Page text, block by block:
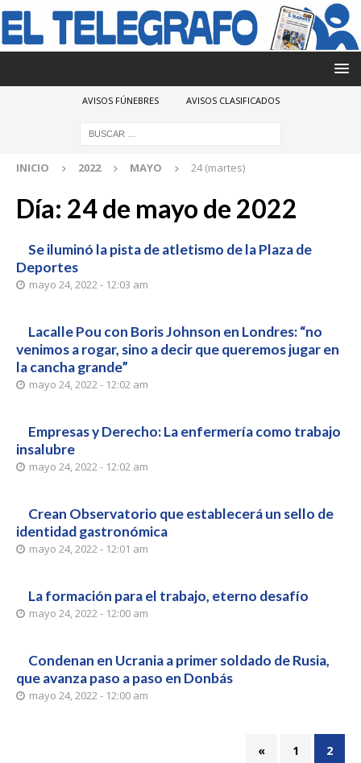
AVISOS FÚNEBRES AVISOS CLASIFICADOS
INICIO 2022 MAYO 24 (martes)
Día: 24 de mayo de 2022
Se iluminó la pista de atletismo de la Plaza de
Deportes
mayo 24, 2022 - 12:03 am
Lacalle Pou con Boris Johnson en Londres: “no
venimos a rogar, sino a decir que queremos jugar en
la cancha grande”
mayo 24, 2022 - 12:02 am
Empresas y Derecho: La enfermería como trabajo
insalubre
mayo 24, 2022 - 12:02 am
Crean Observatorio que establecerá un sello de
identidad gastronómica
mayo 24, 2022 - 12:01 am
La formación para el trabajo, eterno desafío
mayo 24, 2022 - 12:00 am
Condenan en Ucrania a primer soldado de Rusia,
que avanza paso a paso en Donbás
mayo 24, 2022 - 12:00 am
« 1 2